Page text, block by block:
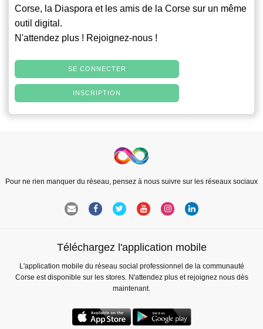
Corse, la Diaspora et les amis de la Corse sur un même
outil digital.
N'attendez plus ! Rejoignez-nous !
SE CONNECTER
INSCRIPTION
Pour ne rien manquer du réseau, pensez à nous suivre sur les réseaux sociaux
Téléchargez l'application mobile
L'application mobile du réseau social professionnel de la communauté
Corse est disponible sur les stores. N'attendez plus et rejoignez nous dès
maintenant.